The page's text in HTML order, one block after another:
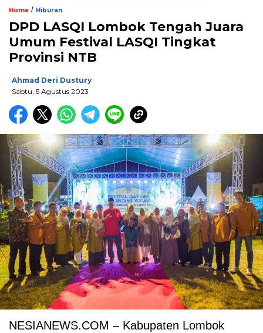
Home / Hiburan
DPD LASQI Lombok Tengah Juara
Umum Festival LASQI Tingkat
Provinsi NTB
Ahmad Deri Dustury
Sabtu, 5 Agustus 2023
NESIANEWS.COM – Kabupaten Lombok